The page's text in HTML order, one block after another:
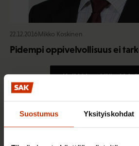
Suostumus Yksityiskohdat
22.12.2016Mikko Koskinen
Pidempi oppivelvollisuus ei
Kaikki henkilön